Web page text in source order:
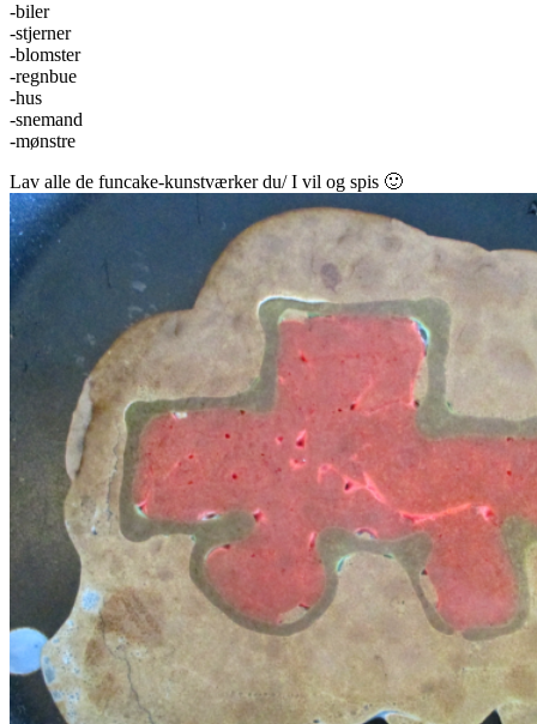
-biler
-stjerner
-blomster
-regnbue
-hus
-snemand
-mønstre
Lav alle de funcake-kunstværker du/ I vil og spis 🙂